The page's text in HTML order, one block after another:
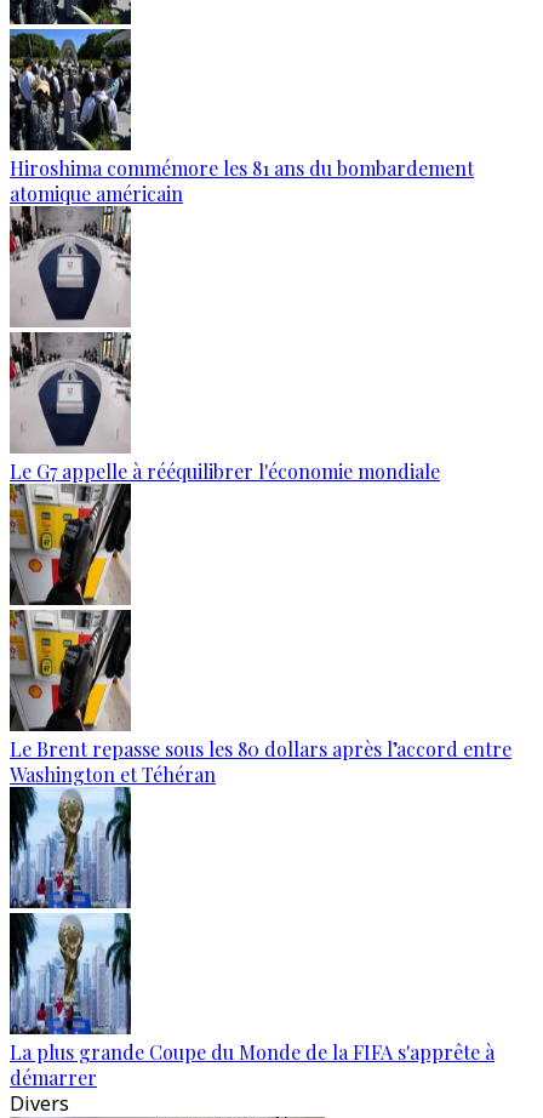
Hiroshima commémore les 81 ans du bombardement
atomique américain
Le G7 appelle à rééquilibrer l'économie mondiale
Le Brent repasse sous les 80 dollars après l’accord entre
Washington et Téhéran
La plus grande Coupe du Monde de la FIFA s'apprête à
démarrer
Divers